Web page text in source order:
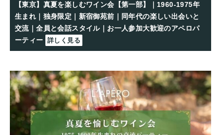
【東京】真夏を楽しむワイン会【第一部】｜1960-1975年
生まれ｜独身限定｜新宿御苑前｜同年代の楽しい出会いと
交流｜全員と会話スタイル｜お一人参加大歓迎のアペロパ
ーティー 詳しく見る